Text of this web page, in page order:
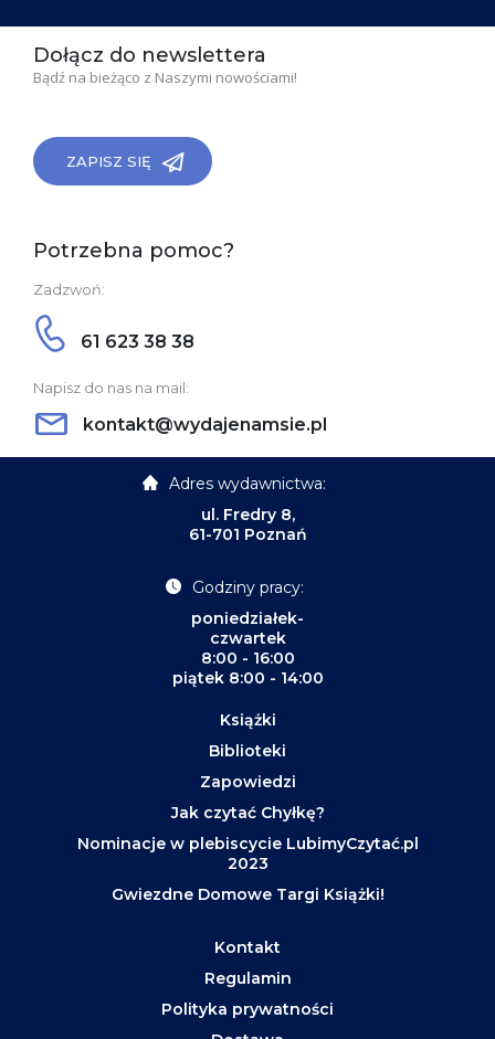
Dołącz do newslettera
Bądź na bieżąco z Naszymi nowościami!
ZAPISZ SIĘ
Potrzebna pomoc?
Zadzwoń:
61 623 38 38
Napisz do nas na mail:
kontakt@wydajenamsie.pl
Adres wydawnictwa:
ul. Fredry 8,
61-701 Poznań
Godziny pracy:
poniedziałek-
czwartek
8:00 - 16:00
piątek 8:00 - 14:00
Książki
Biblioteki
Zapowiedzi
Jak czytać Chyłkę?
Nominacje w plebiscycie LubimyCzytać.pl
2023
Gwiezdne Domowe Targi Książki!
Kontakt
Regulamin
Polityka prywatności